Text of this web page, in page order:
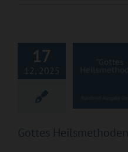
17
12, 2025
Gottes Heilsmethoden